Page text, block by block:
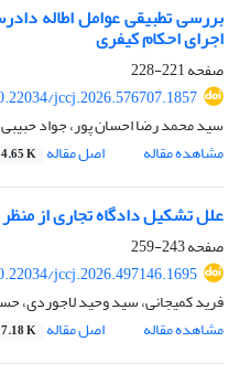
بررسی تطبیقی عوامل اطاله
اجرای احکام کیفری
صفحه221-228
jccj.2026.576707.1857
سید محمد رضا احسان پور، جواد حبیبی
مشاهده مقاله
اصل مقاله K
علل تشکیل دادگاه تجاری از
صفحه243-259
jccj.2026.497146.1695
فرید کمیجانی، سید وحید لاجوردی،
مشاهده مقاله
اصل مقاله K